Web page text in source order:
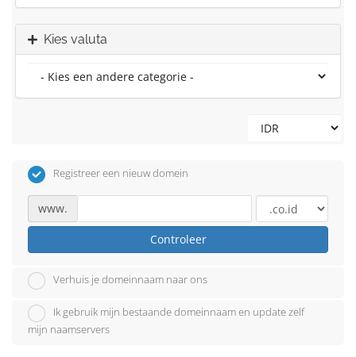
Kies valuta
Registreer een nieuw domein
www.
Controleer
Verhuis je domeinnaam naar ons
Ik gebruik mijn bestaande domeinnaam en update zelf
mijn naamservers